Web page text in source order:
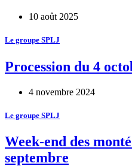
10 août 2025
Le groupe SPLJ
Procession du 4
4 novembre 2024
Le groupe SPLJ
Week-end des
septembre